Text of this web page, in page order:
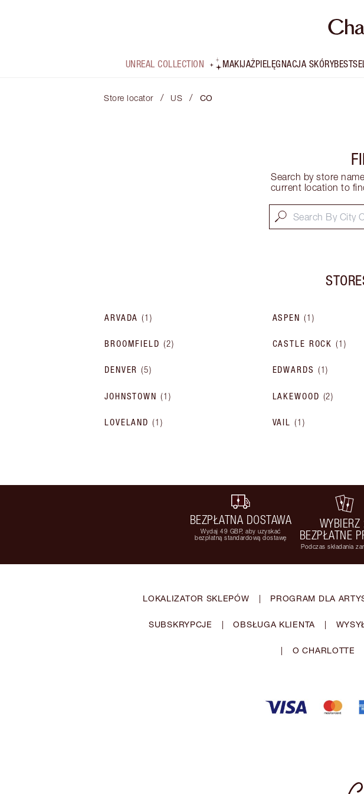
UNREAL COLLECTION MAKIJAŻPIELĘGNACJA SKÓRY
Store locator / US / CO
Search by store
current location to
ARVADA (1) ASPEN (1 )
BROOMFIELD (2) CASTLE ROCK (1 )
DENVER (5) EDWARDS (1)
JOHNSTOWN (1 ) LAKEWOOD (2)
LOVELAND (1 ) VAIL (1 )
BEZPŁATNA DOSTAWA
Wydaj 49 GBP, aby uzyskać
bezpłatną standardową dostawę
WYBIERZ
BEZPŁATNE
Podczas składania
LOKALIZATOR SKLEPÓW | PROGRAM DLA
SUBSKRYPCJE | OBSŁUGA KLIENTA |
| O CHARLOTTE